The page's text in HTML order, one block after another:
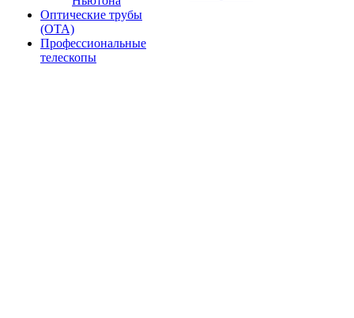
Оптические трубы
(OTA)
Профессиональные
телескопы